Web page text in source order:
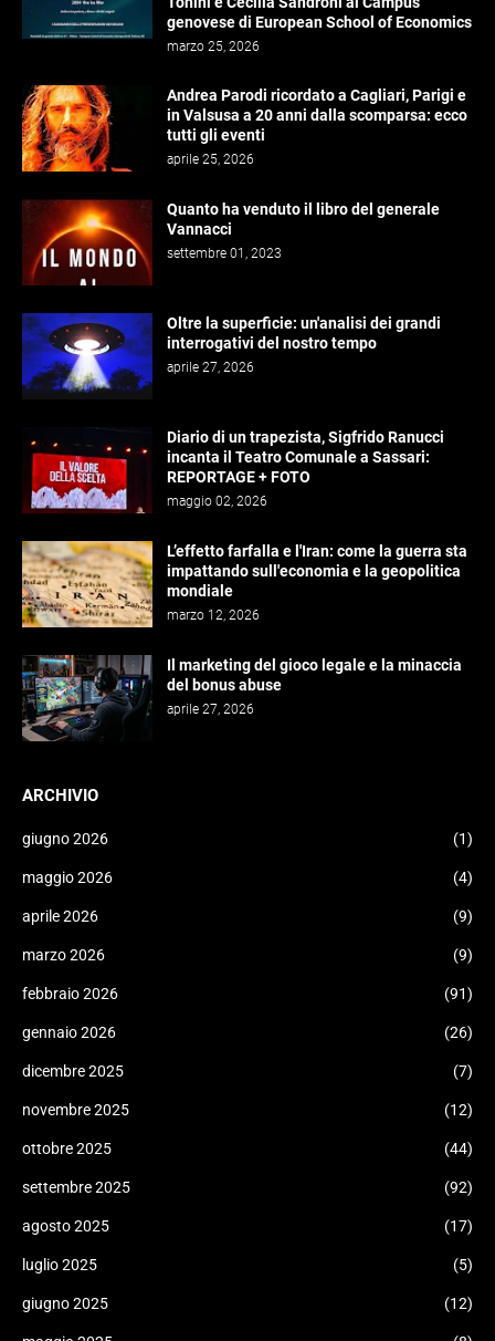
genovese di European School of Economics
marzo 25, 2026
Andrea Parodi ricordato a Cagliari, Parigi e
in Valsusa a 20 anni dalla scomparsa: ecco
tutti gli eventi
aprile 25, 2026
Quanto ha venduto il libro del generale
Vannacci
settembre 01, 2023
Oltre la superficie: un'analisi dei grandi
interrogativi del nostro tempo
aprile 27, 2026
Diario di un trapezista, Sigfrido Ranucci
incanta il Teatro Comunale a Sassari:
REPORTAGE + FOTO
maggio 02, 2026
L’effetto farfalla e l'Iran: come la guerra sta
impattando sull'economia e la geopolitica
mondiale
marzo 12, 2026
Il marketing del gioco legale e la minaccia
del bonus abuse
aprile 27, 2026
ARCHIVIO
giugno 2026 (1)
maggio 2026 (4)
aprile 2026 (9)
marzo 2026 (9)
febbraio 2026 (91)
gennaio 2026 (26)
dicembre 2025 (7)
novembre 2025 (12)
ottobre 2025 (44)
settembre 2025 (92)
agosto 2025 (17)
luglio 2025 (5)
giugno 2025 (12)